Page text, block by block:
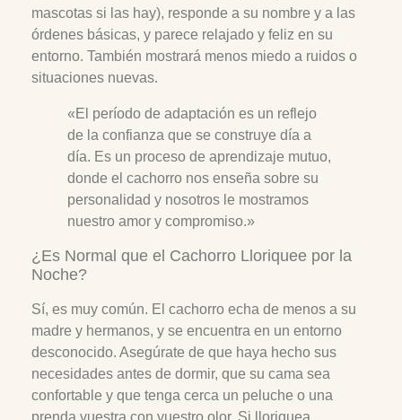
mascotas si las hay), responde a su nombre y a las
órdenes básicas, y parece relajado y feliz en su
entorno. También mostrará menos miedo a ruidos o
situaciones nuevas.
«El período de adaptación es un reflejo
de la confianza que se construye día a
día. Es un proceso de aprendizaje mutuo,
donde el cachorro nos enseña sobre su
personalidad y nosotros le mostramos
nuestro amor y compromiso.»
¿Es Normal que el Cachorro Lloriquee por la
Noche?
Sí, es muy común. El cachorro echa de menos a su
madre y hermanos, y se encuentra en un entorno
desconocido. Asegúrate de que haya hecho sus
necesidades antes de dormir, que su cama sea
confortable y que tenga cerca un peluche o una
prenda vuestra con vuestro olor. Si lloriquea,